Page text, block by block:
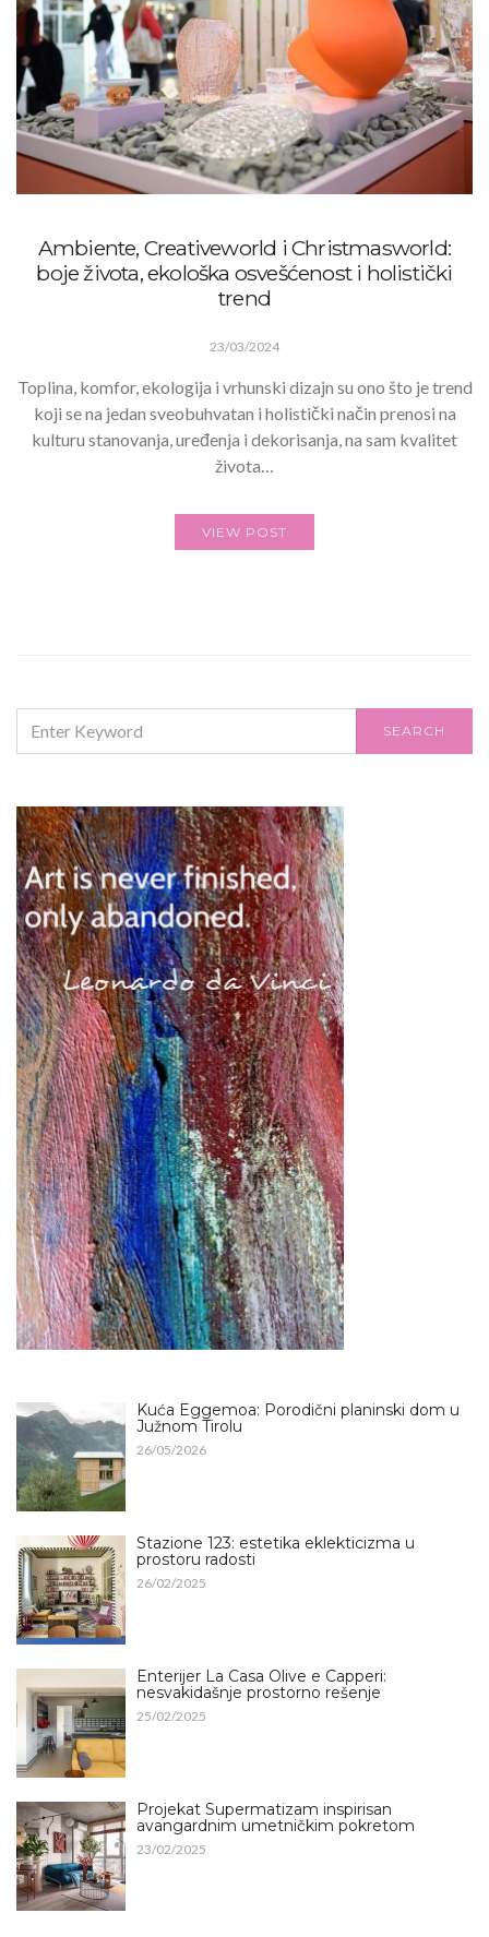
Ambiente, Creativeworld i Christmasworld:
boje života, ekološka osvešćenost i holistički
trend
23/03/2024
Toplina, komfor, ekologija i vrhunski dizajn su ono što je trend
koji se na jedan sveobuhvatan i holistički način prenosi na
kulturu stanovanja, uređenja i dekorisanja, na sam kvalitet
života…
VIEW POST
FOR:
SEARCH
Kuća Eggemoa: Porodični planinski dom u
Južnom Tirolu
26/05/2026
Stazione 123: estetika eklekticizma u
prostoru radosti
26/02/2025
Enterijer La Casa Olive e Capperi:
nesvakidašnje prostorno rešenje
25/02/2025
Projekat Supermatizam inspirisan
avangardnim umetničkim pokretom
23/02/2025